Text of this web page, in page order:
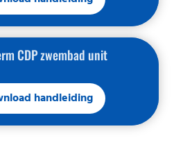
CDP zwembad unit
handleiding